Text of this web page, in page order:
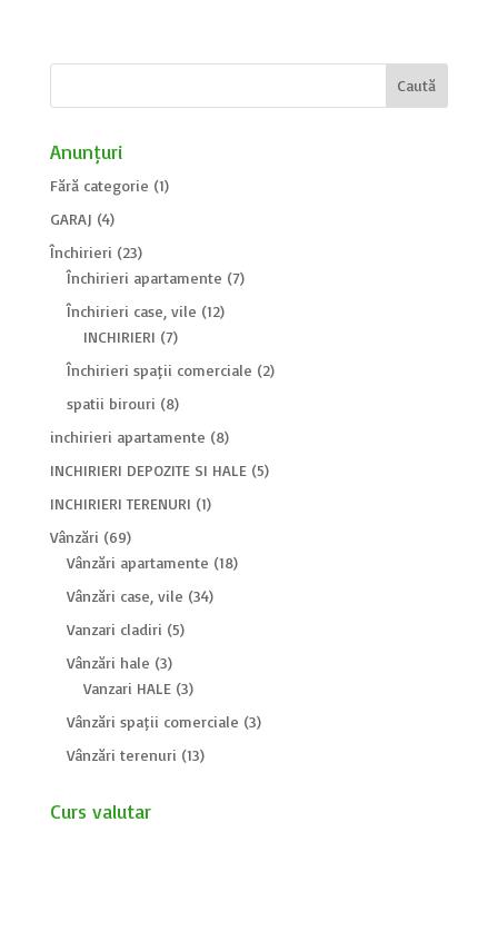
Anunțuri
Fără categorie (1)
GARAJ (4)
Închirieri (23)
Închirieri apartamente (7)
Închirieri case, vile (12)
INCHIRIERI (7)
Închirieri spații comerciale (2)
spatii birouri (8)
inchirieri apartamente (8)
INCHIRIERI DEPOZITE SI HALE (5)
INCHIRIERI TERENURI (1)
Vânzări (69)
Vânzări apartamente (18)
Vânzări case, vile (34)
Vanzari cladiri (5)
Vânzări hale (3)
Vanzari HALE (3)
Vânzări spații comerciale (3)
Vânzări terenuri (13)
Curs valutar